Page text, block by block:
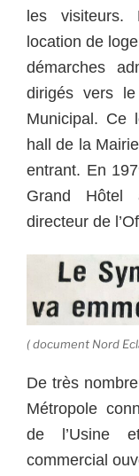
les visiteurs.
location de
démarches
dirigés vers
Municipal. Ce
hall de la
entrant. En
Grand Hôtel
directeur de
( document Nord
De très
Métropole
de l’Usine
commercial